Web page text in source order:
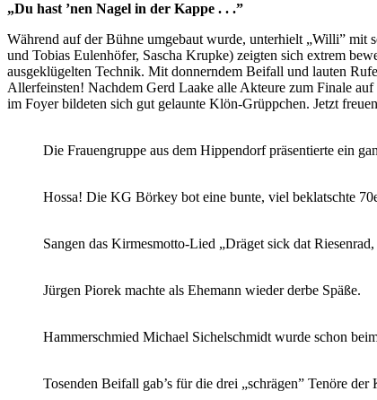
„Du hast ’nen Nagel in der Kappe . . .”
Während auf der Bühne umgebaut wurde, unterhielt „Willi” mit
und Tobias Eulenhöfer, Sascha Krupke) zeigten sich extrem
ausgeklügelten Technik. Mit donnerndem Beifall und lauten
Allerfeinsten! Nachdem Gerd Laake alle Akteure zum Finale
im Foyer bildeten sich gut gelaunte Klön-Grüppchen. Jetzt
Die Frauengruppe aus dem Hippendorf präsentierte ein
Hossa! Die KG Börkey bot eine bunte, viel beklatschte
Sangen das Kirmesmotto-Lied „Dräget sick dat
Jürgen Piorek machte als Ehemann wieder derbe Späße.
Hammerschmied Michael Sichelschmidt wurde schon
Tosenden Beifall gab’s für die drei „schrägen” Tenöre